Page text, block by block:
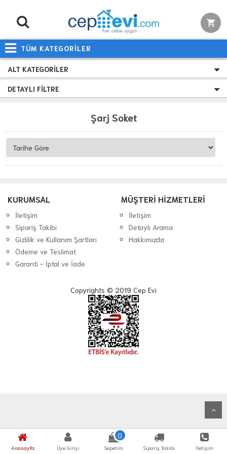
TÜM KATEGORİLER
Anasayfa Üye Girişi
0
Sepetim Sipariş Takibi İletişim
ALT KATEGORILER
DETAYLI FILTRE
Şarj Soket
KURUMSAL
İletişim
Sipariş Takibi
Gizlilik ve Kullanım Şartları
Ödeme ve Teslimat
Garanti - İptal ve İade
MÜŞTERİ HİZMETLERİ
İletişim
Detaylı Arama
Hakkımızda
Copyrights © 2019 Cep Evi